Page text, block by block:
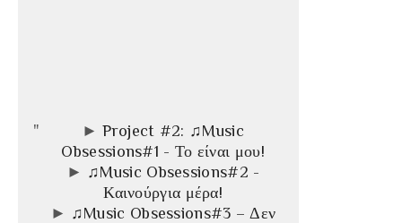
►Project #2: ♫Music
Obsessions#1 - Το είναι μου!
► ♫Music Obsessions#2 -
Καινούργια μέρα!
► ♫Music Obsessions#3 – Δεν